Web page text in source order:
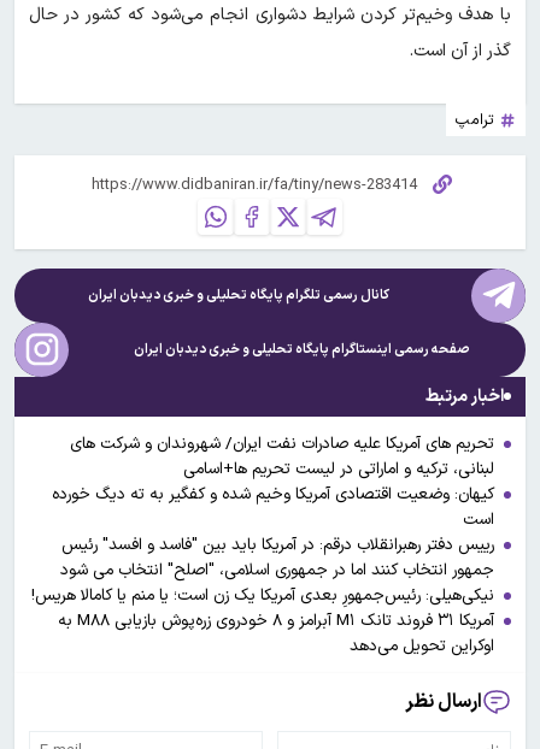
با هدف وخیم‌تر کردن شرایط دشواری انجام می‌شود که کشور در حال
گذر از آن است.
ترامپ
کانال رسمی تلگرام پایگاه تحلیلی و خبریدیدبان ایران
صفحه رسمی اینستاگرام پایگاه تحلیلی و خبریدیدبان ایران
اخبار مرتبط
تحریم های آمریکا علیه صادرات نفت ایران/ شهروندان و شرکت های
لبنانی، ترکیه و اماراتی در لیست تحریم ها+اسامی
کیهان: وضعیت اقتصادی آمریکا وخیم شده و کفگیر به ته دیگ خورده
است
رییس دفتر رهبرانقلاب درقم: در آمریکا باید بین "فاسد و افسد" رئیس
جمهور انتخاب کنند اما در جمهوری اسلامی، "اصلح" انتخاب می شود
نیکی‌هیلی: رئیس‌جمهورِ بعدی آمریکا یک زن است؛ یا منم یا کامالا هریس!
آمریکا ۳۱ فروند تانک M۱ آبرامز و ۸ خودروی زره‌پوش بازیابی M۸۸ به
اوکراین تحویل می‌دهد
ارسال نظر